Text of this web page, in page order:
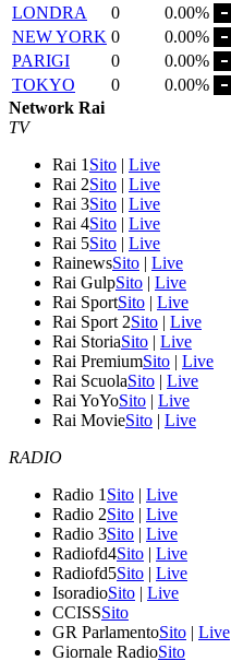
LONDRA
0
0.00%
NEW YORK 0
0.00%
PARIGI
0
0.00%
TOKYO
0
0.00%
Network Rai
TV
Rai 1 Sito | Live
Rai 2Sito | Live
Rai 3Sito | Live
Rai 4Sito | Live
Rai 5Sito | Live
RainewsSito | Live
Rai GulpSito | Live
Rai SportSito | Live
Rai Sport 2Sito | Live
Rai StoriaSito | Live
Rai PremiumSito | Live
Rai ScuolaSito | Live
Rai YoYoSito | Live
Rai MovieSito | Live
RADIO
Radio 1 Sito | Live
Radio 2Sito | Live
Radio 3Sito | Live
Radiofd4Sito | Live
Radiofd5Sito | Live
IsoradioSito | Live
CCISSSito
GR ParlamentoSito | Live
Giornale RadioSito